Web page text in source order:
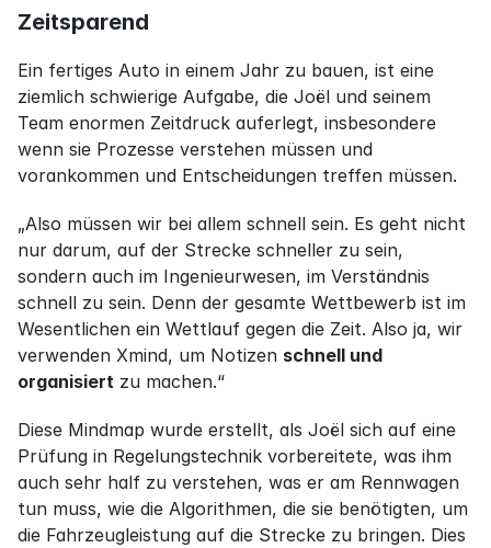
Zeitsparend
Ein fertiges Auto in einem Jahr zu bauen, ist eine
ziemlich schwierige Aufgabe, die Joël und seinem
Team enormen Zeitdruck auferlegt, insbesondere
wenn sie Prozesse verstehen müssen und
vorankommen und Entscheidungen treffen müssen.
„Also müssen wir bei allem schnell sein. Es geht nicht
nur darum, auf der Strecke schneller zu sein,
sondern auch im Ingenieurwesen, im Verständnis
schnell zu sein. Denn der gesamte Wettbewerb ist im
Wesentlichen ein Wettlauf gegen die Zeit. Also ja, wir
verwenden Xmind, um Notizen schnell und
organisiert zu machen.“
Diese Mindmap wurde erstellt, als Joël sich auf eine
Prüfung in Regelungstechnik vorbereitete, was ihm
auch sehr half zu verstehen, was er am Rennwagen
tun muss, wie die Algorithmen, die sie benötigten, um
die Fahrzeugleistung auf die Strecke zu bringen. Dies